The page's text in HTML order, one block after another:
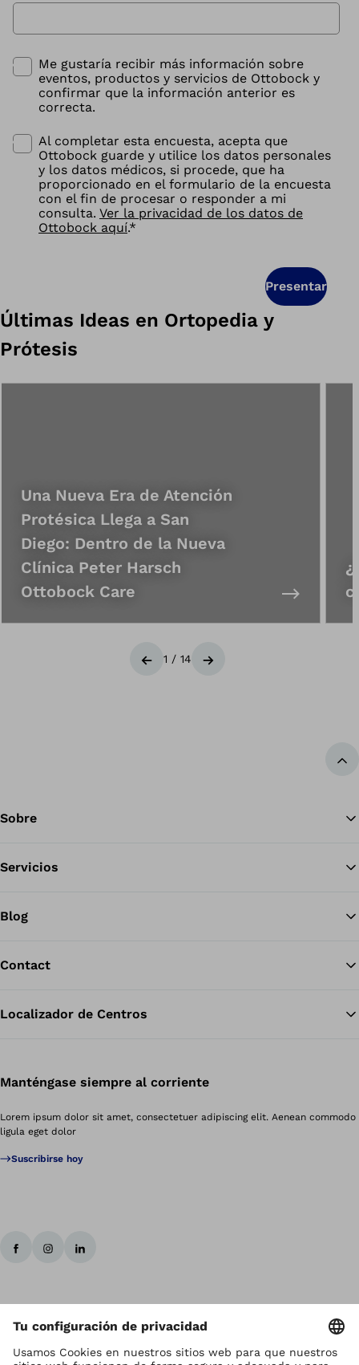
Me gustaría recibir más información sobre
eventos, productos y servicios de Ottobock y
confirmar que la información anterior es
correcta.
Al completar esta encuesta, acepta que
Ottobock guarde y utilice los datos personales
y los datos médicos, si procede, que ha
proporcionado en el formulario de la encuesta
con el fin de procesar o responder a mi
consulta. Ver la privacidad de los datos de
Ottobock aquí.*
Presentar
Últimas Ideas en Ortopedia y
Prótesis
Una Nueva Era de Atención
Protésica Llega a San
Diego: Dentro de la Nueva
Clínica Peter Harsch
Ottobock Care
Anterior
1 / 14 Siguiente
Sobre
Servicios
Blog
Contact
Localizador de Centros
Manténgase siempre al corriente
Lorem ipsum dolor sit amet, consectetuer adipiscing elit. Aenean commodo
ligula eget dolor
Suscribirse hoy